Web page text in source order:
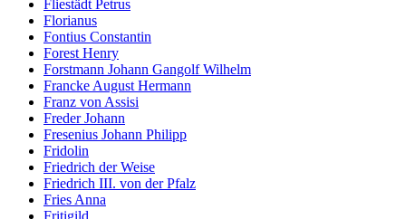
Fliestädt Petrus
Florianus
Fontius Constantin
Forest Henry
Forstmann Johann Gangolf Wilhelm
Francke August Hermann
Franz von Assisi
Freder Johann
Fresenius Johann Philipp
Fridolin
Friedrich der Weise
Friedrich III. von der Pfalz
Fries Anna
Fritigild